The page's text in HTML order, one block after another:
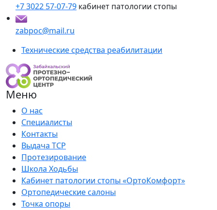
+7 3022 57-07-79 кабинет патологии стопы
zabpoc@mail.ru
Технические средства реабилитации
Меню
О нас
Специалисты
Контакты
Выдача ТСР
Протезирование
Школа Ходьбы
Кабинет патологии стопы «ОртоКомфорт»
Ортопедические салоны
Точка опоры